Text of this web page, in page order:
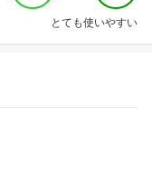
とても使いやすい